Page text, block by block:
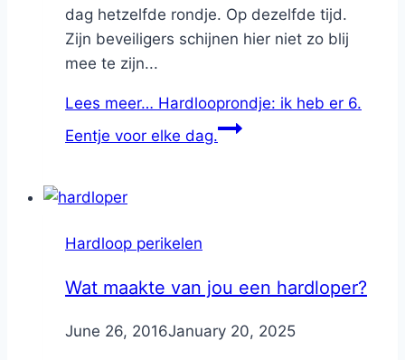
dag hetzelfde rondje. Op dezelfde tijd.
Zijn beveiligers schijnen hier niet zo blij
mee te zijn...
Lees meer… Hardlooprondje: ik heb er 6.
Eentje voor elke dag.
Hardloop perikelen
Wat maakte van jou een hardloper?
ByNicole
June 26, 2016January 20, 2025